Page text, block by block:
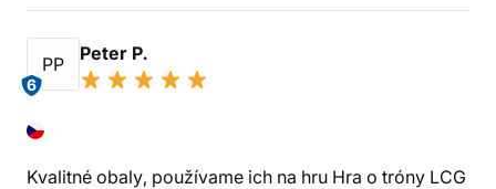
PP
6
Peter P.
Kvalitné obaly, používame ich na hru Hra o tróny LCG